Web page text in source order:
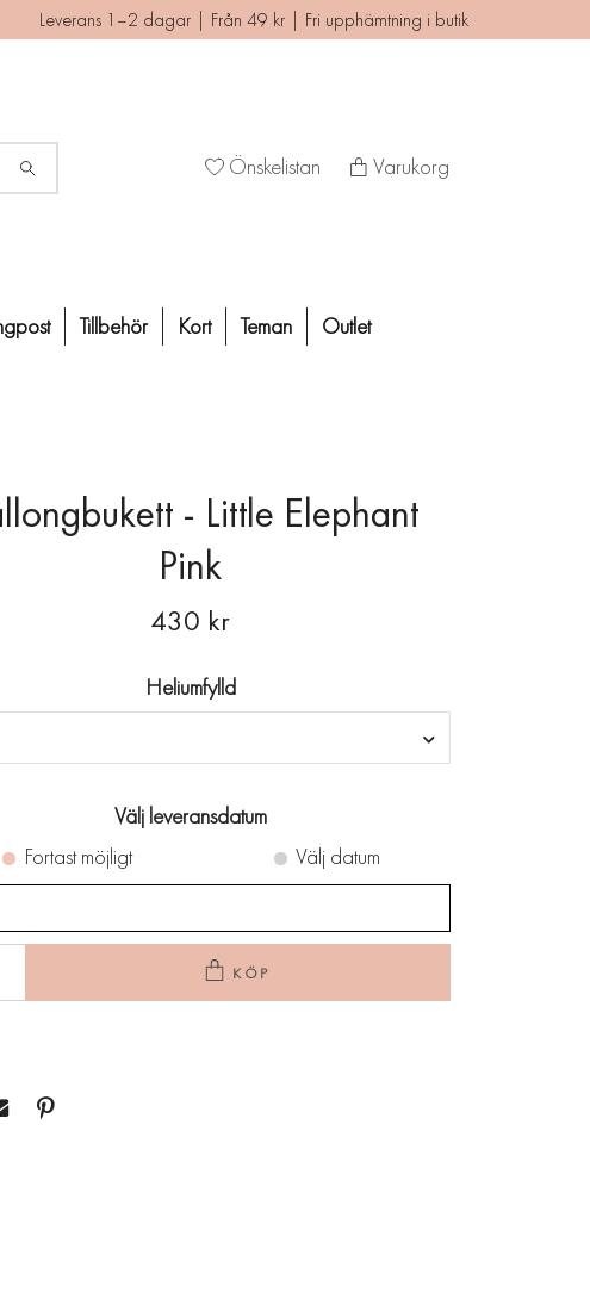
Leverans 1–2 dagar | Från 49 kr | Fri upphämtning i butik
Önskelistan Varukorg
Tillbehör Kort Teman Outlet
- Little Elephant
Pink
430 kr
Heliumfylld
Välj leveransdatum
Fortast möjligt
Välj datum
KÖP